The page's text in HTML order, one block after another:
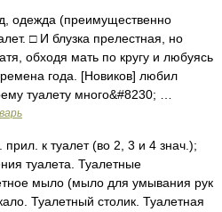
одежда (преимущественно
□ И блузка прелестная, но
обходя мать по кругу и любуясь
года. [Новиков] любил
туалету много&#8230; …
к туалет (во 2, 3 и 4 знач.);
туалета. Туалетные
мыло (мыло для умывания рук
Туалетный столик. Туалетная